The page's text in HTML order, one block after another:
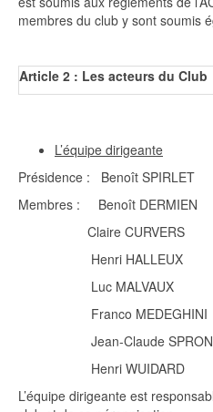
membres du club y sont soumis
Article 2 : Les acteurs du Club
L’équipe dirigeante
Présidence : Benoît SPIRLET
Membres : Benoît DERMIEN
Claire CURVERS
Henri HALLEUX
Luc MALVAUX
Franco MEDEGHINI
Jean-Claude
Henri WUIDARD
L’équipe dirigeante est